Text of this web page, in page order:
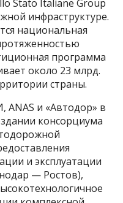
Stato Italiane Group
инфраструктуре.
национальная
программа
около 23 млрд.
страны.
и «Автодор» в
консорциума
и эксплуатации
— Ростов),